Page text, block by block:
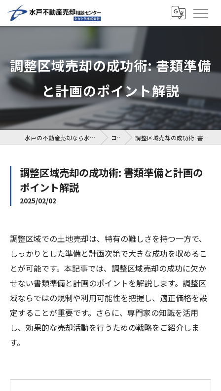
調整区域売却の成功術: 書類準備
と計画のポイント解説
水戸の不動産売却なら水戸不動産売却相談センター コラム 調整区域売却の成功術: 書類準備と計画のポイント解説
調整区域売却の成功術: 書類準備と計画の
ポイント解説
2025/02/02
調整区域での土地売却は、特有の難しさを持つ一方で、
しっかりとした準備と計画次第で大きな成功を収めるこ
とが可能です。本記事では、調整区域売却の成功に欠か
せない書類準備と計画のポイントを解説します。調整区
域ならではの規制や利用可能性を把握し、適正価格を設
定することが重要です。さらに、専門家の知識を活用
し、効果的な売却活動を行うための戦略をご紹介しま
す。